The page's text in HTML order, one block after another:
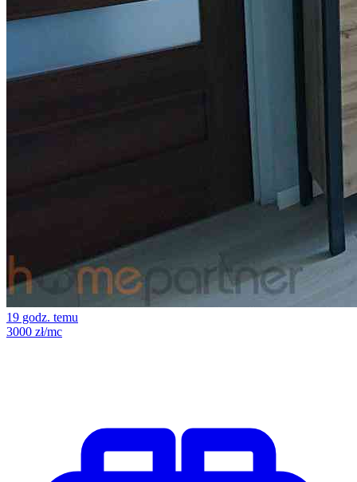
19 godz. temu
3000 zł/mc